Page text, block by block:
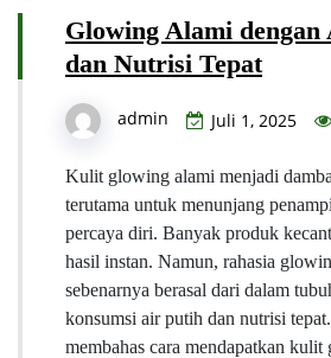
Glowing Alami
dan Nutrisi Tepat
admin Juli 1, 2025
Kulit glowing alami menjadi
terutama untuk menunjang
percaya diri. Banyak produk
hasil instan. Namun, rahasia
sebenarnya berasal dari dalam
konsumsi air putih dan nutrisi
membahas cara mendapatkan